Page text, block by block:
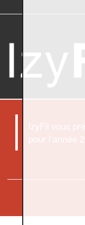
IzyFil vous
pour l’année